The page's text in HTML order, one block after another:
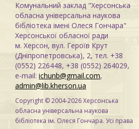
Комунальний заклад "Херсонська
обласна універсальна наукова
бібліотека імені Олеся Гончара"
Херсонської обласної ради
м. Херсон, вул. Героїв Крут
(Дніпропетровська), 2, тел. +38
(0552) 226448, +38 (0552) 264029,
e-mail: ichunb@gmail.com,
admin@lib.kherson.ua
Copyright © 2004-2026 Херсонська
обласна універсальна наукова
бібліотека ім. Олеся Гончара. Усі права